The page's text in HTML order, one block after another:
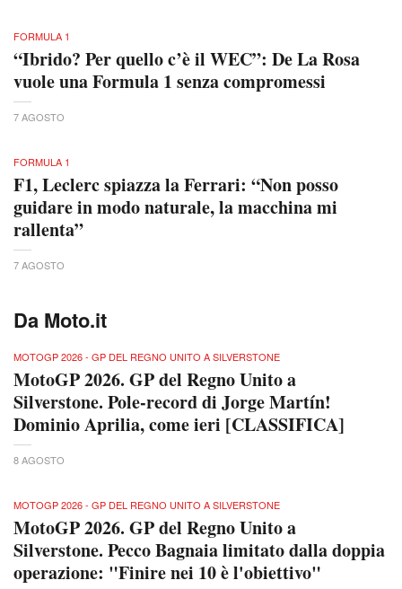
FORMULA 1
“Ibrido? Per quello c’è il WEC”: De La Rosa
vuole una Formula 1 senza compromessi
7 AGOSTO
FORMULA 1
F1, Leclerc spiazza la Ferrari: “Non posso
guidare in modo naturale, la macchina mi
rallenta”
7 AGOSTO
Da Moto.it
MOTOGP 2026 - GP DEL REGNO UNITO A SILVERSTONE
MotoGP 2026. GP del Regno Unito a
Silverstone. Pole-record di Jorge Martín!
Dominio Aprilia, come ieri [CLASSIFICA]
8 AGOSTO
MOTOGP 2026 - GP DEL REGNO UNITO A SILVERSTONE
MotoGP 2026. GP del Regno Unito a
Silverstone. Pecco Bagnaia limitato dalla doppia
operazione: "Finire nei 10 è l'obiettivo"